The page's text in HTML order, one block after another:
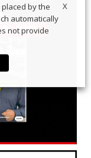
X
by the
automatically
not provide